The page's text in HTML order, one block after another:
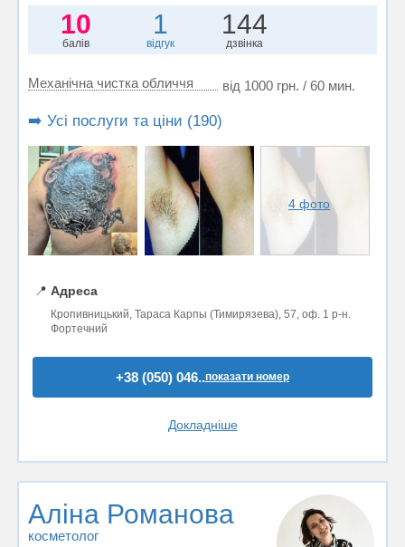
10
балів
1
відгук
144
дзвінка
Механічна чистка обличчя від 1000 грн. / 60 мин.
➡️ Усі послуги та ціни (190)
4 фото
📍 Адреса
Кропивницький, Тараса Карпы (Тимирязева), 57, оф. 1 р-н.
Фортечний
+38 (050) 046..показати номер
Докладніше
Аліна Романова
косметолог